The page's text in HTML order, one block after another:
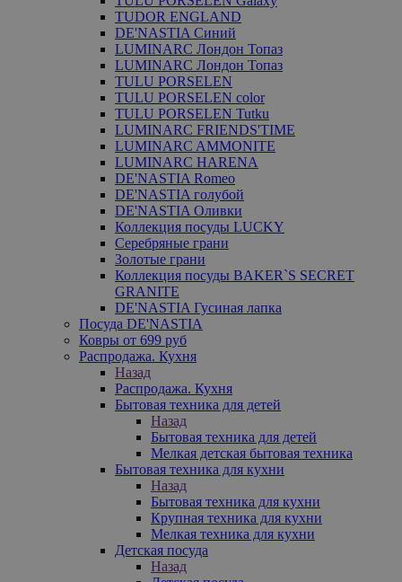
TUDOR ENGLAND
DE'NASTIA Синий
LUMINARC Лондон Топаз
LUMINARC Лондон Топаз
TULU PORSELEN
TULU PORSELEN color
TULU PORSELEN Tutku
LUMINARC FRIENDS'TIME
LUMINARC AMMONITE
LUMINARC HARENA
DE'NASTIA Romeo
DE'NASTIA голубой
DE'NASTIA Оливки
Коллекция посуды LUCKY
Серебряные грани
Золотые грани
Коллекция посуды BAKER`S SECRET
GRANITE
DE'NASTIA Гусиная лапка
Посуда DE'NASTIA
Ковры от 699 руб
Распродажа. Кухня
Назад
Распродажа. Кухня
Бытовая техника для детей
Назад
Бытовая техника для детей
Мелкая детская бытовая техника
Бытовая техника для кухни
Назад
Бытовая техника для кухни
Крупная техника для кухни
Мелкая техника для кухни
Детская посуда
Назад